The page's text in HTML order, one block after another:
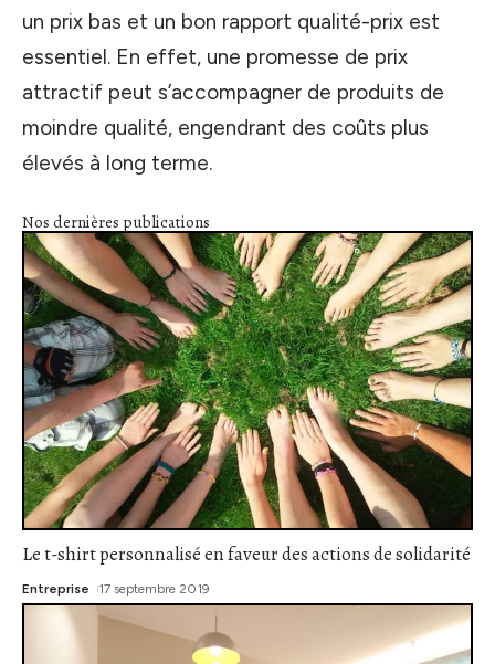
un prix bas et un bon rapport qualité-prix est
essentiel. En effet, une promesse de prix
attractif peut s’accompagner de produits de
moindre qualité, engendrant des coûts plus
élevés à long terme.
Nos dernières publications
Le t-shirt personnalisé en faveur des actions de solidarité
Entreprise 17 septembre 2019